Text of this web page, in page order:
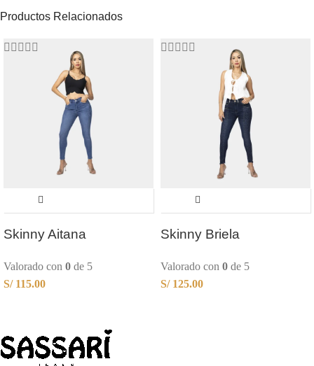
Productos Relacionados
Skinny Aitana
Valorado con 0 de 5
S/115.00
Skinny Briela
Valorado con 0 de 5
S/125.00